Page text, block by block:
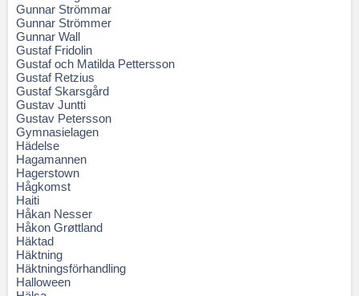
Gunnar Strömmar
Gunnar Strömmer
Gunnar Wall
Gustaf Fridolin
Gustaf och Matilda Pettersson
Gustaf Retzius
Gustaf Skarsgård
Gustav Juntti
Gustav Petersson
Gymnasielagen
Hädelse
Hagamannen
Hagerstown
Hågkomst
Haiti
Håkan Nesser
Håkon Grøttland
Häktad
Häktning
Häktningsförhandling
Halloween